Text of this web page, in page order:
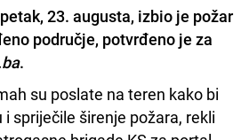
23. augusta, izbio je požar
područje, potvrđeno je za
.
su poslate na teren kako bi
spriječile širenje požara, rekli